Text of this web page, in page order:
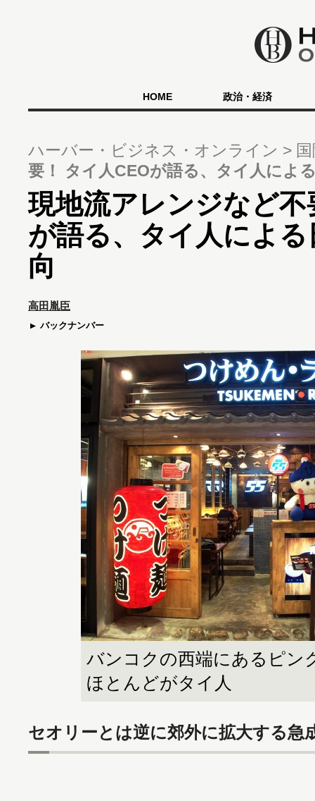
HOME 政治・経済
ハーバー・ビジネス・オンライン
要！ タイ人CEOが語る、タイ人によ
現地流アレンジなど
が語る、タイ人によ
向
高田胤臣
バックナンバー
バンコクの西端にあるピン
ほとんどがタイ人
セオリーとは逆に郊外に拡大する急